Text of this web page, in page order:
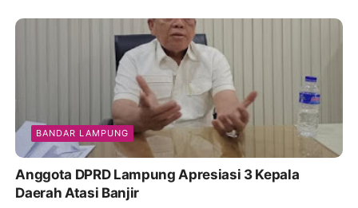
BANDAR LAMPUNG
Anggota DPRD Lampung Apresiasi 3 Kepala
Daerah Atasi Banjir